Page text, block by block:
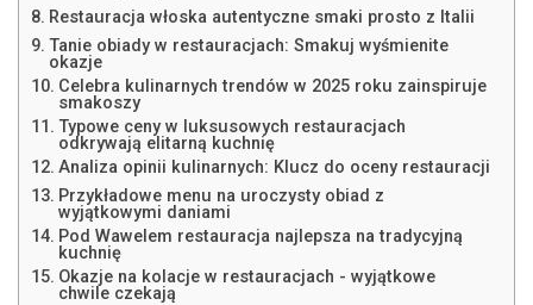
Restauracja włoska autentyczne smaki prosto z Italii
Tanie obiady w restauracjach: Smakuj wyśmienite
okazje
Celebra kulinarnych trendów w 2025 roku zainspiruje
smakoszy
Typowe ceny w luksusowych restauracjach
odkrywają elitarną kuchnię
Analiza opinii kulinarnych: Klucz do oceny restauracji
Przykładowe menu na uroczysty obiad z
wyjątkowymi daniami
Pod Wawelem restauracja najlepsza na tradycyjną
kuchnię
Okazje na kolacje w restauracjach - wyjątkowe
chwile czekają